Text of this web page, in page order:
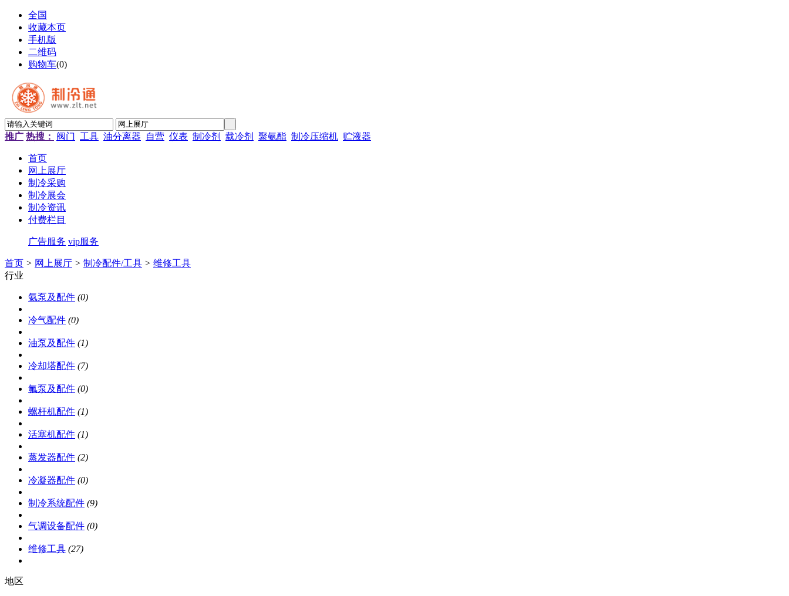
全国
收藏本页
手机版
二维码
购物车(0)
推广 热搜： 阀门 工具 油分离器 自营 仪表 制冷剂 载冷剂 聚氨酯 制冷压缩机 贮液器
首页
网上展厅
制冷采购
制冷展会
制冷资讯
付费栏目
广告服务 vip服务
首页 > 网上展厅 > 制冷配件/工具 > 维修工具
行业
氨泵及配件 (0)
冷气配件 (0)
油泵及配件 (1)
冷却塔配件 (7)
氟泵及配件 (0)
螺杆机配件 (1)
活塞机配件 (1)
蒸发器配件 (2)
冷凝器配件 (0)
制冷系统配件 (9)
气调设备配件 (0)
维修工具 (27)
地区